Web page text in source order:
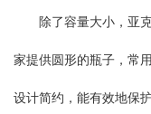
除了容量大小，亚
家提供圆形的瓶子，常
设计简约，能有效地保